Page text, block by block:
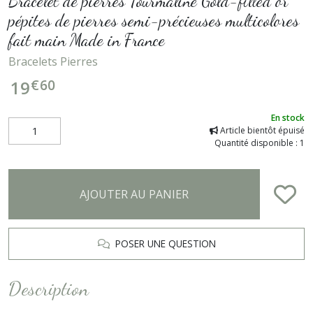
pépites de pierres semi-précieuses multicolores
fait main Made in France
Bracelets Pierres
19€60
En stock
Article bientôt épuisé
Quantité disponible : 1
AJOUTER AU PANIER
POSER UNE QUESTION
Description